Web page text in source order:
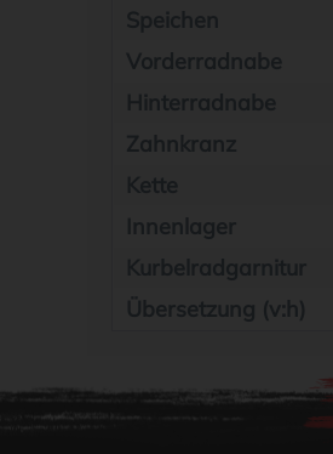
Vorderradnabe
Zahnkranz
Innenlager
Übersetzung (v:h)